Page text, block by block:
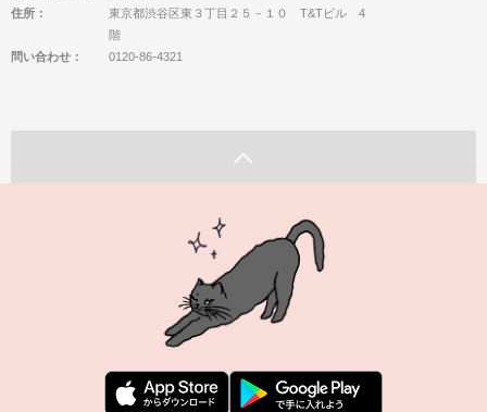
住所：
東京都渋谷区東３丁目２５－１０ T&Tビル 4
階
問い合わせ：
0120-86-4321